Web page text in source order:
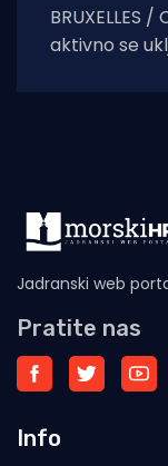
BRUXELLES
aktivno se
Jadranski web
Pratite nas
Info